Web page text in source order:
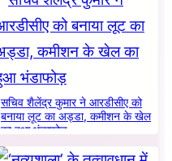
सचिव शैलेंद्र कुमार ने आरडीसीए को
बनाया लूट का अड्डा, कमीशन के खेल
का हुआ भंडाफोड़